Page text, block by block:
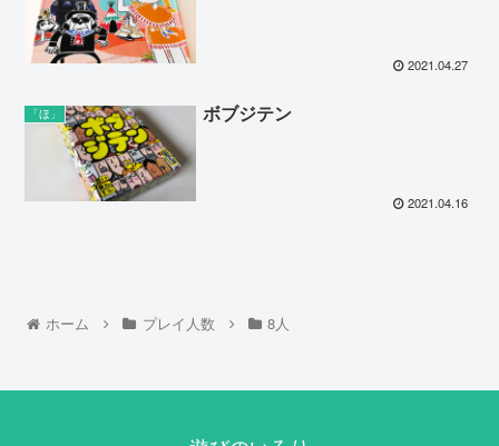
2021.04.27
「ほ」 ボブジテン
2021.04.16
ホーム プレイ人数 8人